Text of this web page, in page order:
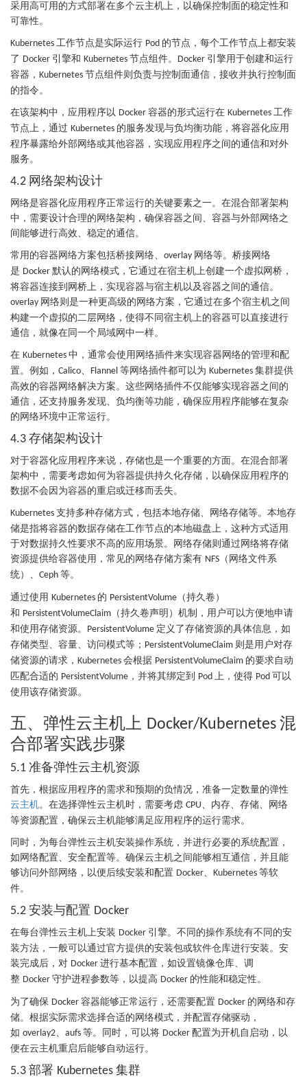
采用高可用的方式部署在多个云主机上，以确保控制面的稳定性和
可靠性。
Kubernetes 工作节点是实际运行 Pod 的节点，每个工作节点上都安装
了 Docker 引擎和 Kubernetes 节点组件。 Docker 引擎用于创建和运行
容器， Kubernetes 节点组件则负责与控制面通信，接收并执行控制面
的指令。
在该架构中，应用程序以 Docker 容器的形式运行在 Kubernetes 工作
节点上，通过 Kubernetes 的服务发现与负均衡功能，将容器化应用
程序暴露给外部网络或其他容器，实现应用程序之间的通信和对外
服务。
4.2 网络架构设计
网络是容器化应用程序正常运行的关键要素之一。在混合部署架构
中，需要设计合理的网络架构，确保容器之间、容器与外部网络之
间能够进行高效、稳定的通信。
常用的容器网络方案包括桥接网络、 overlay 网络等。桥接网络
是 Docker 默认的网络模式，它通过在宿主机上创建一个虚拟网桥，
将容器连接到网桥上，实现容器与宿主机以及容器之间的通信。
overlay 网络则是一种更高级的网络方案，它通过在多个宿主机之间
构建一个虚拟的二层网络，使得不同宿主机上的容器可以直接进行
通信，就像在同一个局域网中一样。
在 Kubernetes 中，通常会使用网络插件来实现容器网络的管理和配
置。例如， Calico、 Flannel 等网络插件都可以为 Kubernetes 集群提供
高效的容器网络解决方案。这些网络插件不仅能够实现容器之间的
通信，还支持服务发现、负均衡等功能，确保应用程序能够在复杂
的网络环境中正常运行。
4.3 存储架构设计
对于容器化应用程序来说，存储也是一个重要的方面。在混合部署
架构中，需要考虑如何为容器提供持久化存储，以确保应用程序的
数据不会因为容器的重启或迁移而丢失。
Kubernetes 支持多种存储方式，包括本地存储、网络存储等。本地存
储是指将容器的数据存储在工作节点的本地磁盘上，这种方式适用
于对数据持久性要求不高的应用场景。网络存储则通过网络将存储
资源提供给容器使用，常见的网络存储方案有 NFS （网络文件系
统）、 Ceph 等。
通过使用 Kubernetes 的 PersistentVolume （持久卷）
和 PersistentVolumeClaim （持久卷声明）机制，用户可以方便地申请
和使用存储资源。 PersistentVolume 定义了存储资源的具体信息，如
存储类型、容量、访问模式等； PersistentVolumeClaim 则是用户对存
储资源的请求， Kubernetes 会根据 PersistentVolumeClaim 的要求自动
匹配合适的 PersistentVolume ，并将其绑定到 Pod 上，使得 Pod 可以
使用该存储资源。
五、弹性云主机上 Docker/Kubernetes 混
合部署实践步骤
5.1 准备弹性云主机资源
首先，根据应用程序的需求和预期的负情况，准备一定数量的弹性
云主机。在选择弹性云主机时，需要考虑 CPU、内存、存储、网络
等资源配置，确保云主机能够满足应用程序的运行需求。
同时，为每台弹性云主机安装操作系统，并进行必要的系统配置，
如网络配置、安全配置等。确保云主机之间能够相互通信，并且能
够访问外部网络，以便后续安装和配置 Docker、 Kubernetes 等软
件。
5.2 安装与配置 Docker
在每台弹性云主机上安装 Docker 引擎。不同的操作系统有不同的安
装方法，一般可以通过官方提供的安装包或软件仓库进行安装。安
装完成后，对 Docker 进行基本配置，如设置镜像仓库、调
整 Docker 守护进程参数等，以提高 Docker 的性能和稳定性。
为了确保 Docker 容器能够正常运行，还需要配置 Docker 的网络和存
储。根据实际需求选择合适的网络模式，并配置存储驱动，
如 overlay2、 aufs 等。同时，可以将 Docker 配置为开机自启动，以
便在云主机重启后能够自动运行。
5.3 部署 Kubernetes 集群